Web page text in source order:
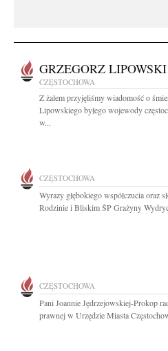
GRZEGORZ LIPOWSKI
CZĘSTOCHOWA
Z żalem przyjęliśmy wiadomość o
Lipowskiego byłego wojewody
w...
CZĘSTOCHOWA
Wyrazy głębokiego współczucia oraz
Rodzinie i Bliskim ŚP Grażyny
CZĘSTOCHOWA
Pani Joannie Jędrzejowskiej-Prokop
prawnej w Urzędzie Miasta